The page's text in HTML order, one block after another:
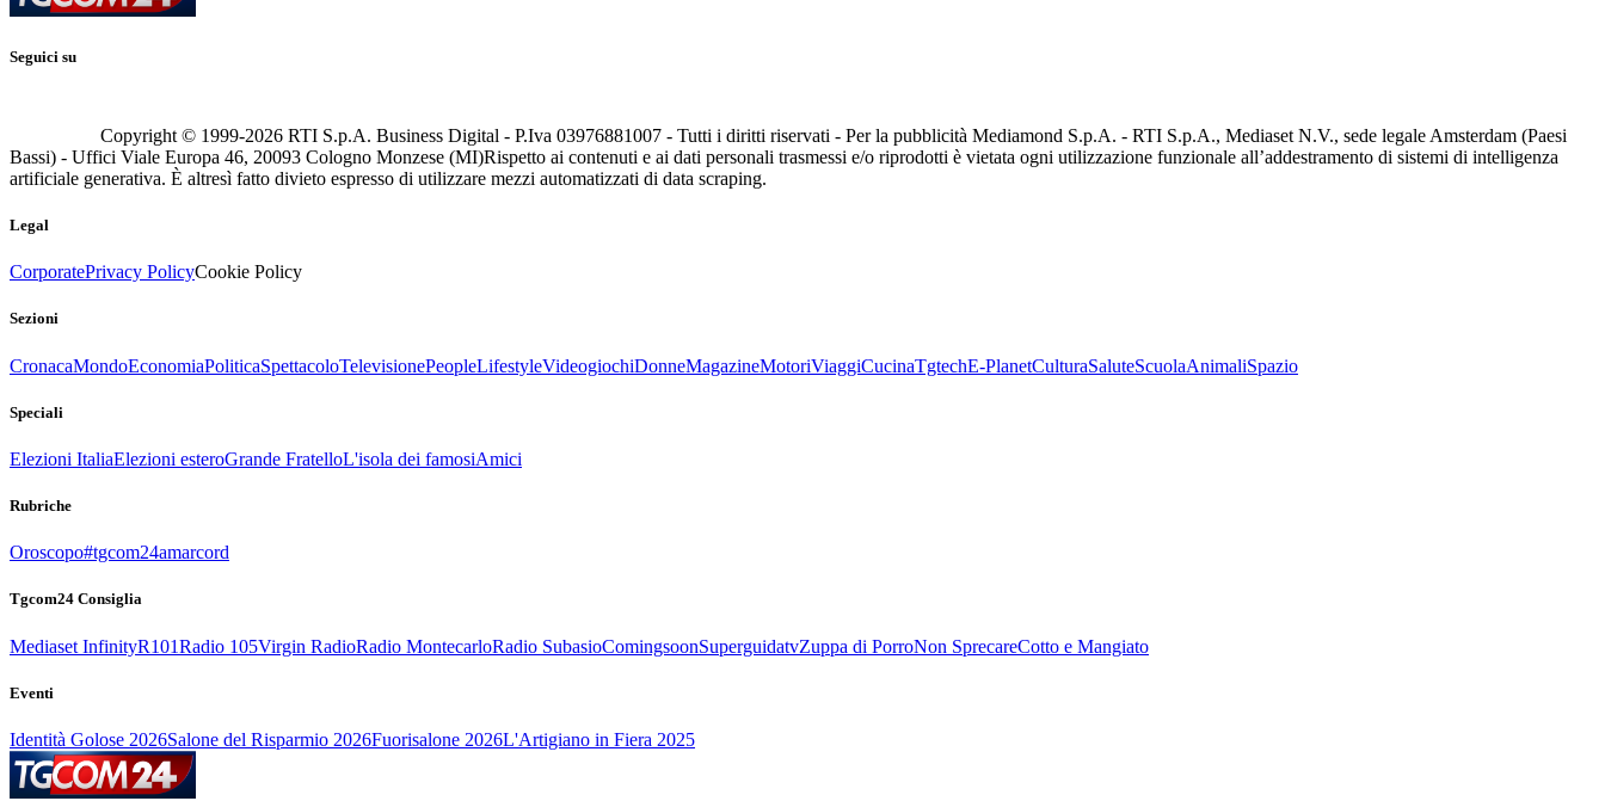
Seguici su
Copyright © 1999-2026 RTI S.p.A. Business Digital - P.Iva 03976881007 - Tutti i diritti riservati - Per la pubblicità Mediamond S.p.A. - RTI S.p.A., Mediaset N.V., sede legale Amsterdam (Paesi
Bassi) - Uffici Viale Europa 46, 20093 Cologno Monzese (MI)Rispetto ai contenuti e ai dati personali trasmessi e/o riprodotti è vietata ogni utilizzazione funzionale all’addestramento di sistemi di intelligenza
artificiale generativa. È altresì fatto divieto espresso di utilizzare mezzi automatizzati di data scraping.
Legal
CorporatePrivacy PolicyCookie Policy
Sezioni
CronacaMondoEconomiaPoliticaSpettacoloTelevisionePeopleLifestyleVideogiochiDonneMagazineMotoriViaggiCucinaTgtechE-PlanetCulturaSaluteScuolaAnimaliSpazio
Speciali
Elezioni ItaliaElezioni esteroGrande FratelloL'isola dei famosiAmici
Rubriche
Oroscopo#tgcom24amarcord
Tgcom24 Consiglia
Mediaset InfinityR101Radio 105Virgin RadioRadio MontecarloRadio SubasioComingsoonSuperguidatvZuppa di PorroNon SprecareCotto e Mangiato
Eventi
Identità Golose 2026Salone del Risparmio 2026Fuorisalone 2026L'Artigiano in Fiera 2025